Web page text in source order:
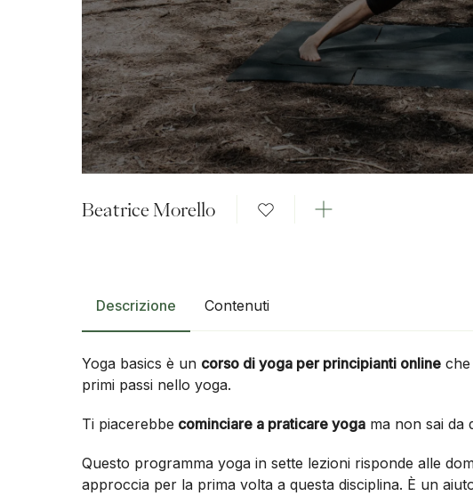
Beatrice Morello
Descrizione Contenuti
Yoga basics è un corso di yoga per principianti online
primi passi nello yoga.
Ti piacerebbe cominciare a praticare yoga ma non sai da
Questo programma yoga in sette lezioni risponde alle
approccia per la prima volta a questa disciplina. È un